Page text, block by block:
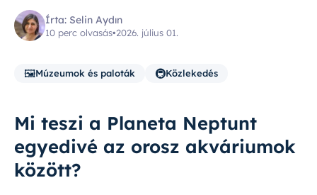
Írta: Selin Aydın
10 perc olvasás•2026. július 01.
🖼️Múzeumok és paloták 🚇Közlekedés
Mi teszi a Planeta Neptunt
egyedivé az orosz akváriumok
között?